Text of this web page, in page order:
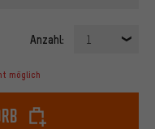
Anzahl: 1
möglich